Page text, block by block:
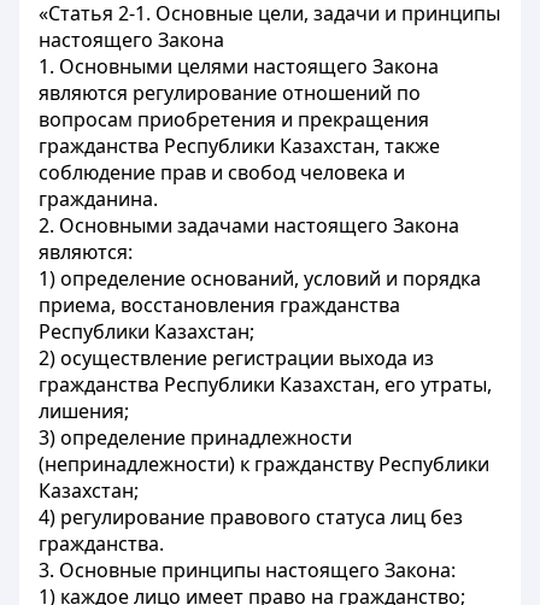
«Статья 2-1. Основные цели, задачи и принципы
настоящего Закона
1. Основными целями настоящего Закона
являются регулирование отношений по
вопросам приобретения и прекращения
гражданства Республики Казахстан, также
соблюдение прав и свобод человека и
гражданина.
2. Основными задачами настоящего Закона
являются:
1) определение оснований, условий и порядка
приема, восстановления гражданства
Республики Казахстан;
2) осуществление регистрации выхода из
гражданства Республики Казахстан, его утраты,
лишения;
3) определение принадлежности
(непринадлежности) к гражданству Республики
Казахстан;
4) регулирование правового статуса лиц без
гражданства.
3. Основные принципы настоящего Закона:
1) каждое лицо имеет право на гражданство;